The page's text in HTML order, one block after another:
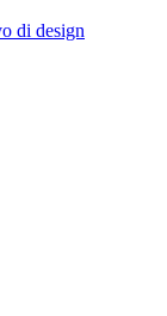
di design